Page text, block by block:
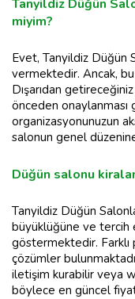
Tanyildiz Düğün
miyim?
Evet, Tanyildiz Düğün
vermektedir. Ancak,
Dışarıdan
önceden
organizasyonunuzun
salonun genel
Düğün salonu
Tanyildiz Düğün
büyüklüğüne ve
göstermektedir.
çözümler
iletişim kurabilir veya
böylece en güncel